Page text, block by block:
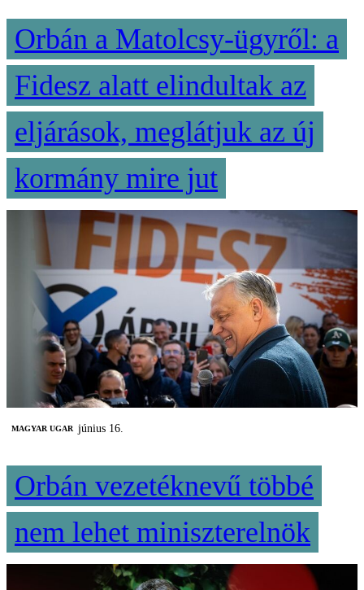
Orbán a Matolcsy-ügyről: a
Fidesz alatt elindultak az
eljárások, meglátjuk az új
kormány mire jut
MAGYAR UGAR június 16.
Orbán vezetéknevű többé
nem lehet miniszterelnök